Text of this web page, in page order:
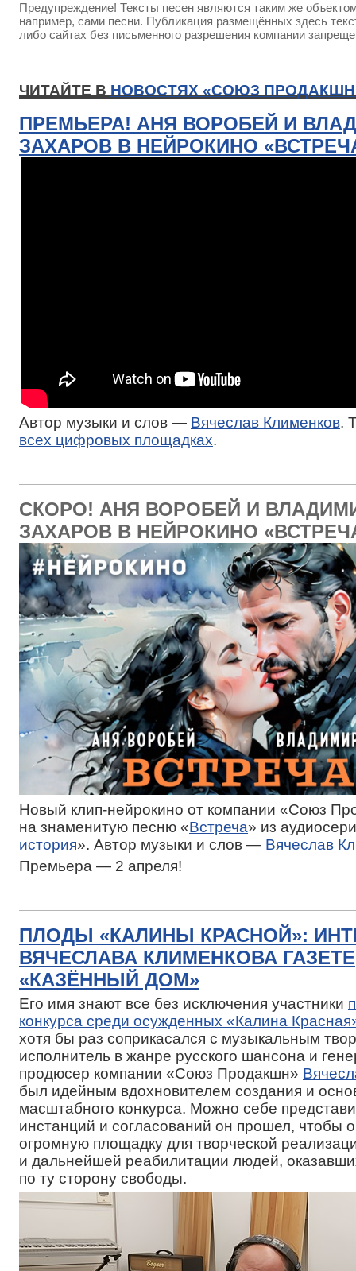
Предупреждение! Тексты песен являются таким же
например, сами песни. Публикация размещённых здесь
либо сайтах без письменного разрешения компании
ЧИТАЙТЕ В НОВОСТЯХ «СОЮЗ
ПРЕМЬЕРА! АНЯ ВОРОБЕЙ И
ЗАХАРОВ В НЕЙРОКИНО
Автор музыки и слов — Вячеслав Клименков.
всех цифровых площадках.
СКОРО! АНЯ ВОРОБЕЙ И
ЗАХАРОВ В НЕЙРОКИНО
Новый клип-нейрокино от компании «Союз
на знаменитую песню «Встреча» из
история». Автор музыки и слов — Вячеслав
Премьера — 2 апреля!
ПЛОДЫ «КАЛИНЫ КРАСНОЙ»:
ВЯЧЕСЛАВА КЛИМЕНКОВА ГАЗЕТЕ
«КАЗЁННЫЙ ДОМ»
Его имя знают все без исключения участники
конкурса среди осужденных «Калина
хотя бы раз соприкасался с музыкальным
исполнитель в жанре русского шансона и
продюсер компании «Союз Продакшн»
был идейным вдохновителем создания и
масштабного конкурса. Можно себе
инстанций и согласований он прошел, чтобы
огромную площадку для творческой
и дальнейшей реабилитации людей,
по ту сторону свободы.